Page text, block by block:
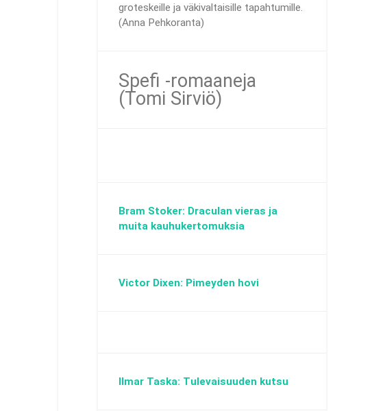
groteskeille ja väkivaltaisille tapahtumille.
(Anna Pehkoranta)
Spefi -romaaneja
(Tomi Sirviö)
Bram Stoker: Draculan vieras ja
muita kauhukertomuksia
Victor Dixen: Pimeyden hovi
Ilmar Taska: Tulevaisuuden kutsu